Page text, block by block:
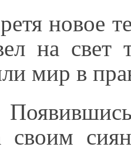
новое
на
мир в